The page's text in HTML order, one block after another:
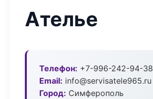
Ателье
Телефон: +7-996-242-94-38
Email: info@servisatele965.ru
Город: Симферополь